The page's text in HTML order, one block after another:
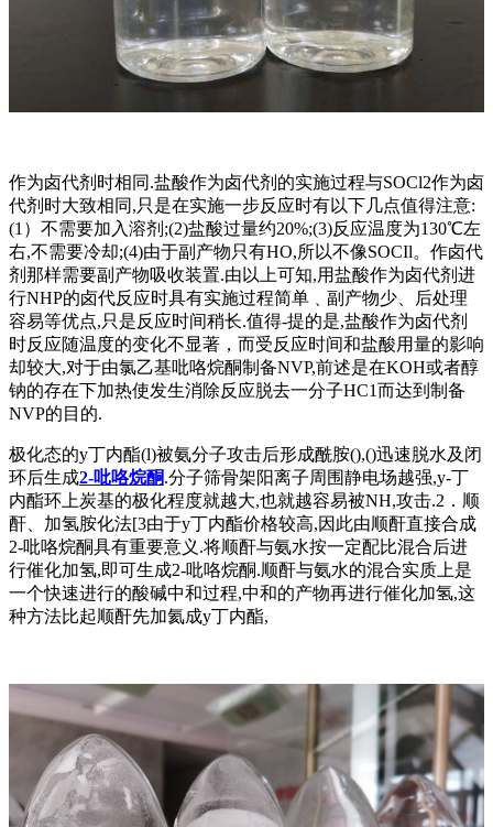
作为卤代剂时相同.盐酸作为卤代剂的实施过程与SOCl2作为卤
代剂时大致相同,只是在实施一步反应时有以下几点值得注意:
(1）不需要加入溶剂;(2)盐酸过量约20%;(3)反应温度为130℃左
右,不需要冷却;(4)由于副产物只有HO,所以不像SOCIl。作卤代
剂那样需要副产物吸收装置.由以上可知,用盐酸作为卤代剂进
行NHP的卤代反应时具有实施过程简单﹑副产物少、后处理
容易等优点,只是反应时间稍长.值得-提的是,盐酸作为卤代剂
时反应随温度的变化不显著，而受反应时间和盐酸用量的影响
却较大,对于由氯乙基吡咯烷酮制备NVP,前述是在KOH或者醇
钠的存在下加热使发生消除反应脱去一分子HC1而达到制备
NVP的目的.
极化态的y丁内酯(l)被氨分子攻击后形成酰胺(),()迅速脱水及闭
环后生成2-吡咯烷酮.分子筛骨架阳离子周围静电场越强,y-丁
内酯环上炭基的极化程度就越大,也就越容易被NH,攻击.2．顺
酐、加氢胺化法[3由于y丁内酯价格较高,因此由顺酐直接合成
2-吡咯烷酮具有重要意义.将顺酐与氨水按一定配比混合后进
行催化加氢,即可生成2-吡咯烷酮.顺酐与氨水的混合实质上是
一个快速进行的酸碱中和过程,中和的产物再进行催化加氢,这
种方法比起顺酐先加氦成y丁内酯,